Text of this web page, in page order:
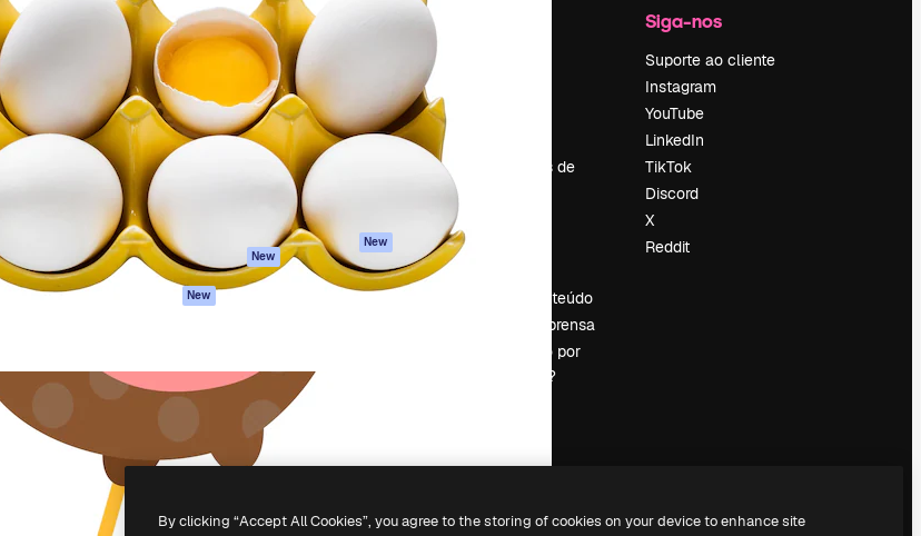
direcionar
1 milhão de
Produtos
Spaces
Assistente de IA
Gerador de
imagens
Gerador de vídeos
Texto para voz
Conteúdo de stock
MCP para
Claude/ChatGPT
New
New
Todas as
ferramentas
Começar
Academy
Documentação
Atendimento
Termos e
condições
Política de
privacidade
Originais
New
Política de cookies
Central de
Empresas
Tendências de
Vender conteúdo
Sala de imprensa
Procurando por
magnific.ai?
Siga-nos
Suporte ao cliente
Instagram
YouTube
LinkedIn
TikTok
Discord
X
Reddit
Company S.L.U. Todos os direitos reservados.
By clicking “Accept All Cookies”, you agree to the storing of cookies on your device to enhance site